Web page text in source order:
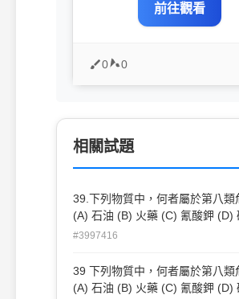
前往觀看
0 0
相關試題
39.下列物質中，何者屬於第八類
(A) 石油 (B) 火藥 (C) 氰酸鉀 (D)
#3997416
39 下列物質中，何者屬於第八類
(A) 石油 (B) 火藥 (C) 氰酸鉀 (D)